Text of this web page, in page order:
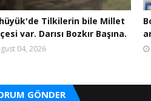
Tilkilerin bile Millet
var. Darısı Bozkır Başına.
04, 2026
GÖNDER